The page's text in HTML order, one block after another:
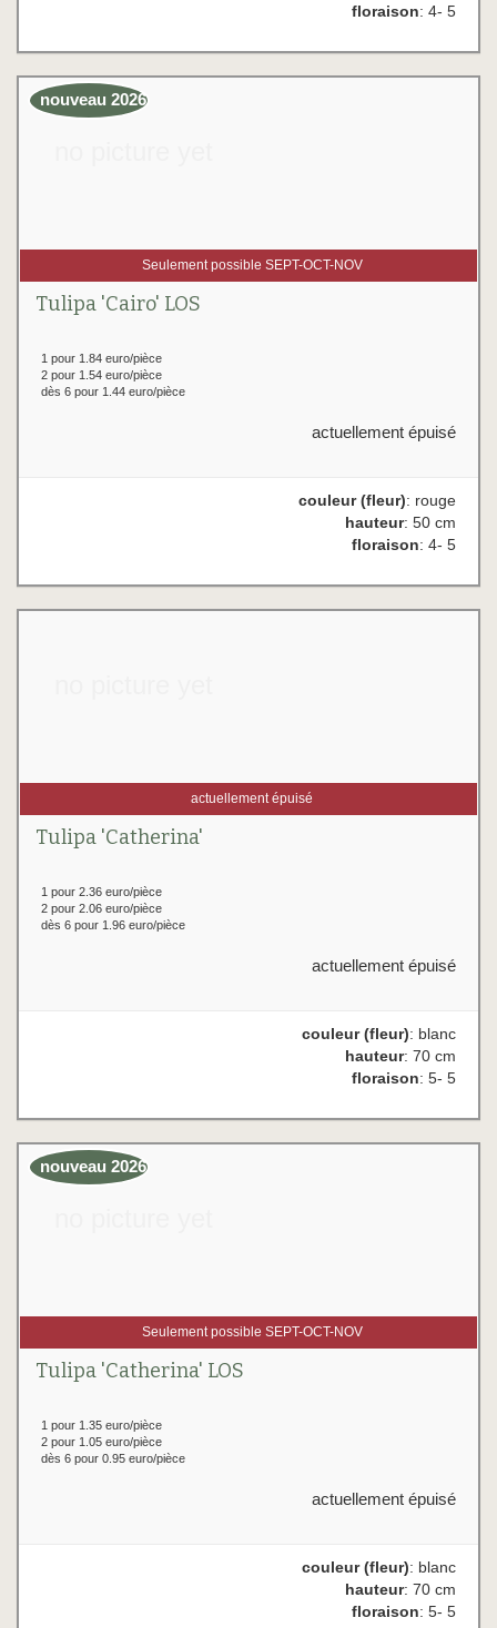
floraison: 4- 5
nouveau 2026
Seulement possible SEPT-OCT-NOV
Tulipa 'Cairo' LOS
1 pour 1.84 euro/pièce
2 pour 1.54 euro/pièce
dès 6 pour 1.44 euro/pièce
actuellement épuisé
couleur (fleur): rouge
hauteur: 50 cm
floraison: 4- 5
actuellement épuisé
Tulipa 'Catherina'
1 pour 2.36 euro/pièce
2 pour 2.06 euro/pièce
dès 6 pour 1.96 euro/pièce
actuellement épuisé
couleur (fleur): blanc
hauteur: 70 cm
floraison: 5- 5
nouveau 2026
Seulement possible SEPT-OCT-NOV
Tulipa 'Catherina' LOS
1 pour 1.35 euro/pièce
2 pour 1.05 euro/pièce
dès 6 pour 0.95 euro/pièce
actuellement épuisé
couleur (fleur): blanc
hauteur: 70 cm
floraison: 5- 5